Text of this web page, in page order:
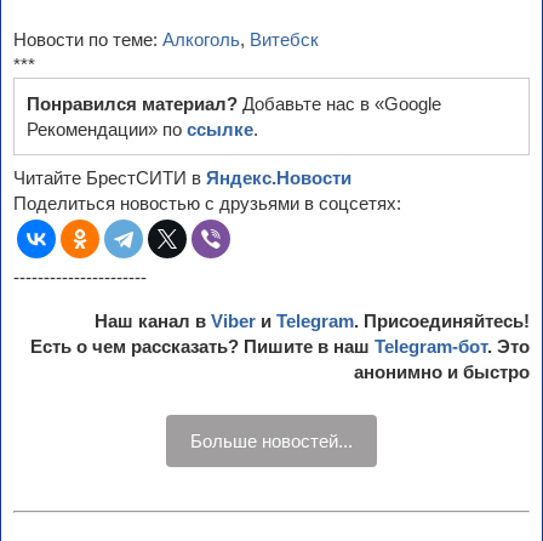
Новости по теме: Алкоголь, Витебск
***
Понравился материал? Добавьте нас в «Google
Рекомендации» по ссылке.
Читайте БрестСИТИ в Яндекс.Новости
Поделиться новостью с друзьями в соцсетях:
----------------------
Наш канал в Viber и Telegram. Присоединяйтесь!
Есть о чем рассказать? Пишите в наш Telegram-бот. Это
анонимно и быстро
Больше новостей...